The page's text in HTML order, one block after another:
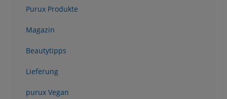
Purux Produkte
Magazin
Beautytipps
Lieferung
purux Vegan